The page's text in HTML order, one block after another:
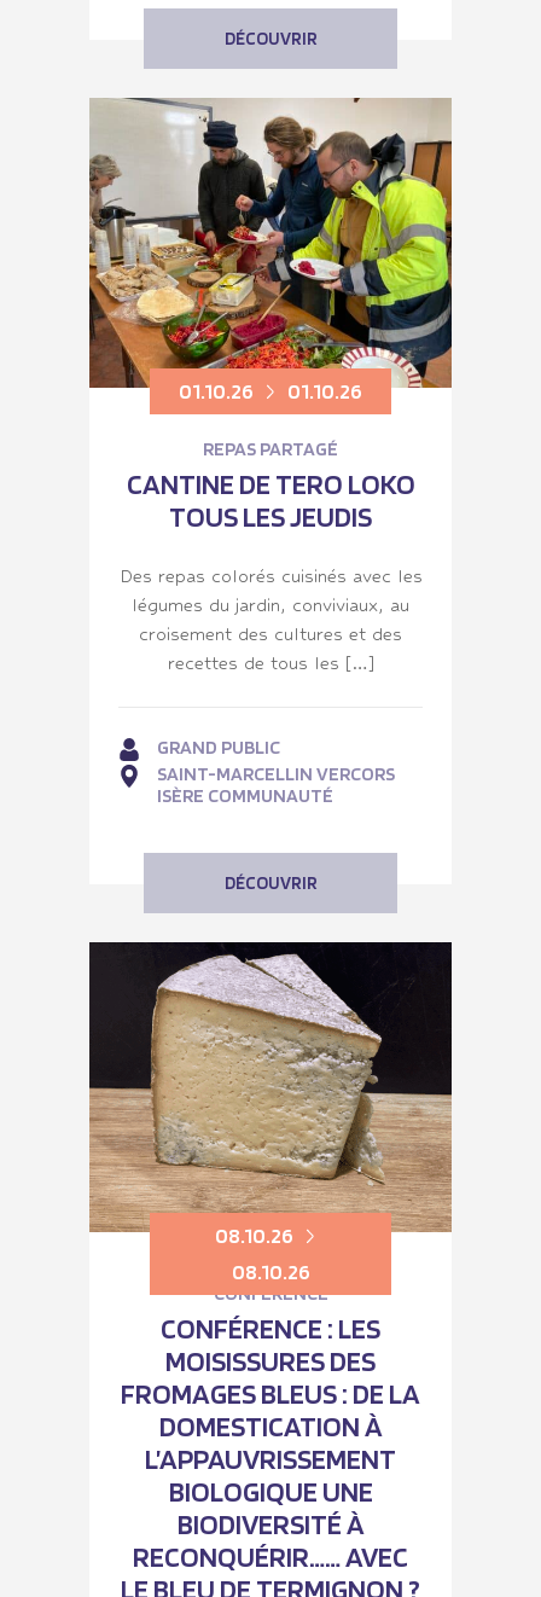
DÉCOUVRIR
01.10.26 01.10.26
REPAS PARTAGÉ
CANTINE DE TERO LOKO
TOUS LES JEUDIS
Des repas colorés cuisinés avec les
légumes du jardin, conviviaux, au
croisement des cultures et des
recettes de tous les […]
GRAND PUBLIC
SAINT-MARCELLIN VERCORS
ISÈRE COMMUNAUTÉ
DÉCOUVRIR
08.10.26
08.10.26
CONFÉRENCE
CONFÉRENCE : LES
MOISISSURES DES
FROMAGES BLEUS : DE LA
DOMESTICATION À
L’APPAUVRISSEMENT
BIOLOGIQUE UNE
BIODIVERSITÉ À
RECONQUÉRIR…… AVEC
LE BLEU DE TERMIGNON ?